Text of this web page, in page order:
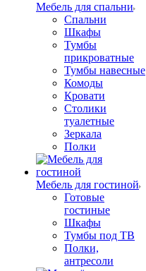
Мебель для спальни
Спальни
Шкафы
Тумбы
прикроватные
Тумбы навесные
Комоды
Кровати
Столики
туалетные
Зеркала
Полки
Мебель для гостиной
Готовые
гостиные
Шкафы
Тумбы под ТВ
Полки,
антресоли